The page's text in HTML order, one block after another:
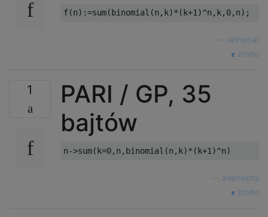
rahnema1
źródło
1
PARI / GP, 35
bajtów
alephalpha
źródło